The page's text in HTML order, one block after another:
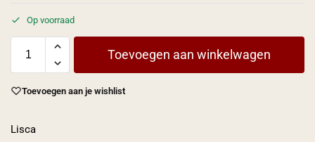
Op voorraad
Toevoegen aan winkelwagen
Toevoegen aan je wishlist
Lisca